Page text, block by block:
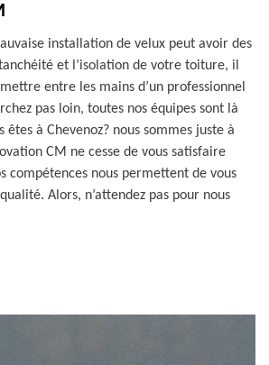
installation de velux peut avoir des
et l’isolation de votre toiture, il
entre les mains d’un professionnel
pas loin, toutes nos équipes sont là
êtes à Chevenoz? nous sommes juste à
CM ne cesse de vous satisfaire
compétences nous permettent de vous
Alors, n’attendez pas pour nous